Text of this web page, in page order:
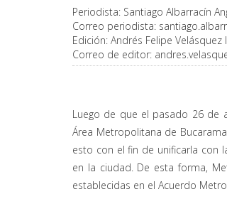
Periodista: Santiago Albarracín
Correo periodista:
Edición: Andrés Felipe Velásquez
Correo de editor:
Luego de que el pasado 26 de
Área Metropolitana de
esto con el fin de unificarla con
en la ciudad. De esta forma,
establecidas en el Acuerdo